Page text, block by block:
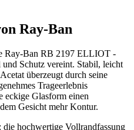
Ray-Ban
Ray-Ban RB 2197 ELLIOT -
Schutz vereint. Stabil, leicht
überzeugt durch seine
Trageerlebnis
eckige Glasform einen
Gesicht mehr Kontur.
hochwertige Vollrandfassung